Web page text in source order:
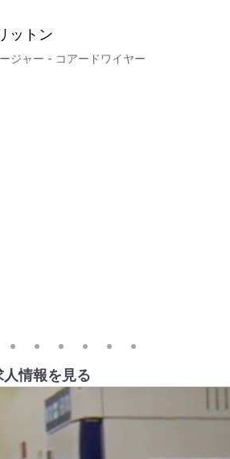
ットン
ジャー - コアードワイヤー
情報を見る